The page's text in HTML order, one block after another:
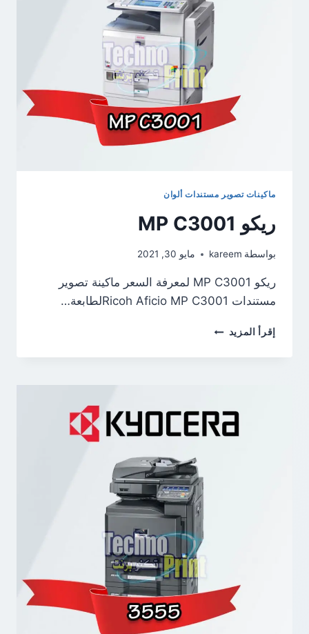
ماكينات تصوير مستندات ألوان
ريكو MP C3001
بواسطة kareem مايو 30, 2021
ريكو MP C3001 لمعرفة السعر ماكينة تصوير
مستندات Ricoh Aficio MP C3001لطابعة…
إقرأ المزيد ريكو
C3001